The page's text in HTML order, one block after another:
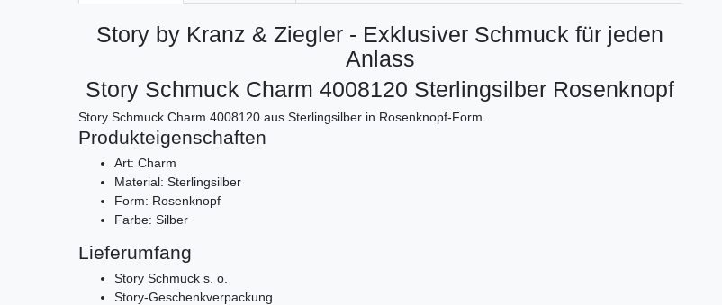
Story by Kranz & Ziegler - Exklusiver Schmuck für jeden
Anlass
Story Schmuck Charm 4008120 Sterlingsilber Rosenknopf
Story Schmuck Charm 4008120 aus Sterlingsilber in Rosenknopf-Form.
Produkteigenschaften
Art: Charm
Material: Sterlingsilber
Form: Rosenknopf
Farbe: Silber
Lieferumfang
Story Schmuck s. o.
Story-Geschenkverpackung